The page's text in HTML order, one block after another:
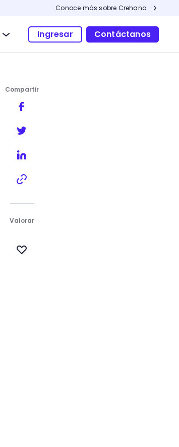
Conoce más sobre Crehana
Ingresar Contáctanos
Compartir
Valorar